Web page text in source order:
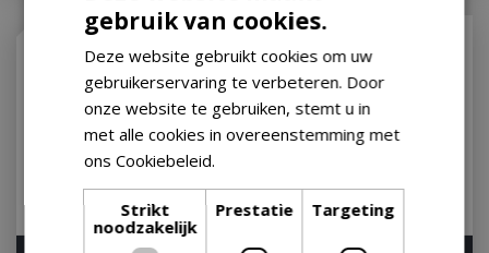
gebruik van cookies.
Deze website gebruikt cookies om uw
gebruikerservaring te verbeteren. Door
onze website te gebruiken, stemt u in
met alle cookies in overeenstemming met
ons Cookiebeleid.
Strikt
noodzakelijk
Prestatie Targeting